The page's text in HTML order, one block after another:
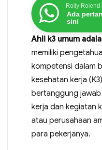
Rolly Rolend
Ada
sini
Ahli k3 umum
memiliki
kompetensi dalam
kesehatan kerja
bertanggung
kerja dan kegiatan
atau perusahaan
para pekerjanya.